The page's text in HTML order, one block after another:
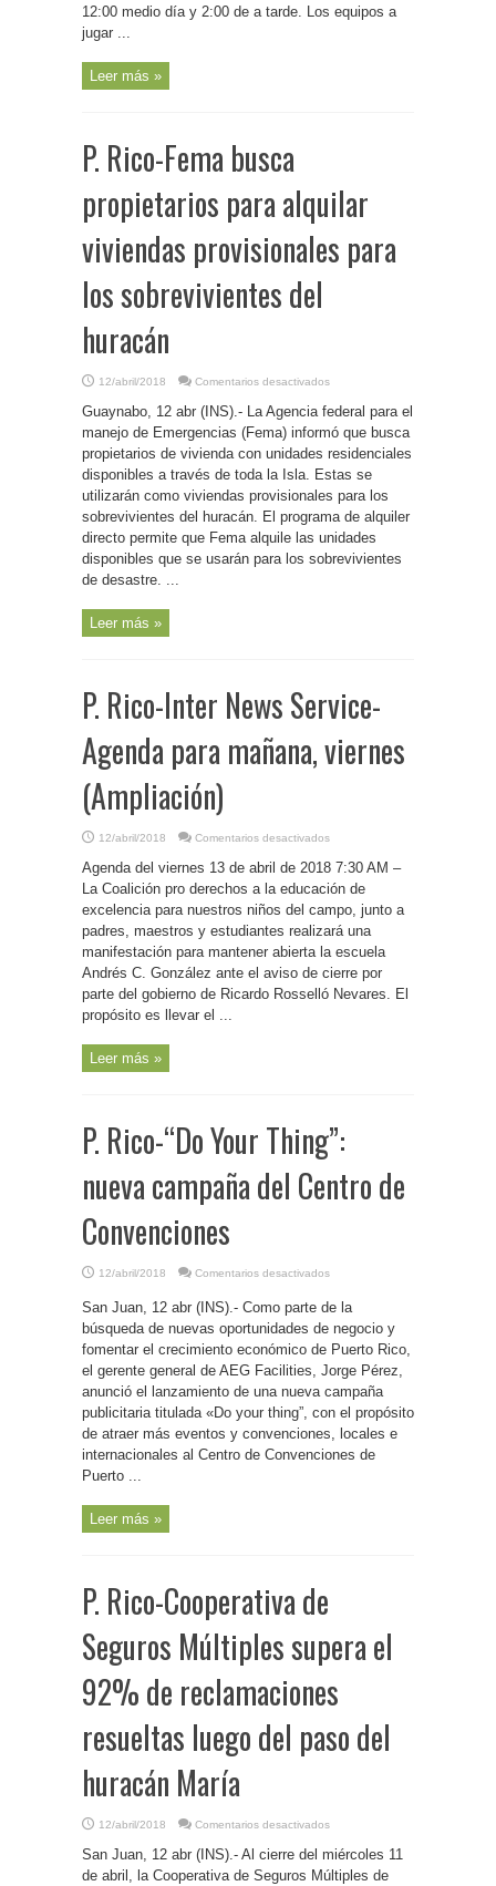
fin
12:00 medio día y 2:00 de a tarde. Los equipos a
jugar ...
Leer más »
P. Rico-Fema busca
propietarios para alquilar
viviendas provisionales para
los sobrevivientes del
huracán
12/abril/2018 Comentarios desactivados
Rico-
Fema
busca
propietarios
para
viviendas
provisionales
para
los
sobrevivientes
del
huracán
Guaynabo, 12 abr (INS).- La Agencia federal para el
manejo de Emergencias (Fema) informó que busca
propietarios de vivienda con unidades residenciales
disponibles a través de toda la Isla. Estas se
utilizarán como viviendas provisionales para los
sobrevivientes del huracán. El programa de alquiler
directo permite que Fema alquile las unidades
disponibles que se usarán para los sobrevivientes
de desastre. ...
Leer más »
P. Rico-Inter News Service-
Agenda para mañana, viernes
(Ampliación)
12/abril/2018 Comentarios desactivados
Rico-
Inter
News
Service-
Agenda
para
mañana,
(Ampliación)
Agenda del viernes 13 de abril de 2018 7:30 AM –
La Coalición pro derechos a la educación de
excelencia para nuestros niños del campo, junto a
padres, maestros y estudiantes realizará una
manifestación para mantener abierta la escuela
Andrés C. González ante el aviso de cierre por
parte del gobierno de Ricardo Rosselló Nevares. El
propósito es llevar el ...
Leer más »
P. Rico-“Do Your Thing”:
nueva campaña del Centro de
Convenciones
12/abril/2018 Comentarios desactivados
Your
nueva
campaña
del
Centro
Convenciones
San Juan, 12 abr (INS).- Como parte de la
búsqueda de nuevas oportunidades de negocio y
fomentar el crecimiento económico de Puerto Rico,
el gerente general de AEG Facilities, Jorge Pérez,
anunció el lanzamiento de una nueva campaña
publicitaria titulada «Do your thing”, con el propósito
de atraer más eventos y convenciones, locales e
internacionales al Centro de Convenciones de
Puerto ...
Leer más »
P. Rico-Cooperativa de
Seguros Múltiples supera el
92% de reclamaciones
resueltas luego del paso del
huracán María
12/abril/2018 Comentarios desactivados
Rico-
Cooperativa
de
San Juan, 12 abr (INS).- Al cierre del miércoles 11
de abril, la Cooperativa de Seguros Múltiples de